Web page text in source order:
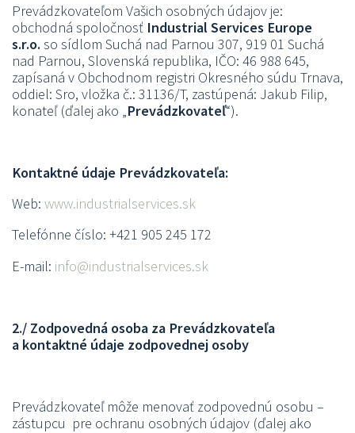
Prevádzkovateľom Vašich osobných údajov je:
obchodná spoločnosť Industrial Services Europe
s.r.o.so sídlom Suchá nad Parnou 307, 919 01 Suchá
nad Parnou, Slovenská republika, IČO: 46 988 645,
zapísaná v Obchodnom registri Okresného súdu Trnava,
oddiel: Sro, vložka č.: 31136/T, zastúpená: Jakub Filip,
konateľ (ďalej ako „ Prevádzkovateľ“).
Kontaktné údaje Prevádzkovateľa:
Web: www.industrialservices.sk
Telefónne číslo: +421 905 245 172
E-mail: info@industrialservices.sk
2./ Zodpovedná osoba za Prevádzkovateľa
a kontaktné údaje zodpovednej osoby
Prevádzkovateľ môže menovať zodpovednú osobu –
zástupcu pre ochranu osobných údajov (ďalej ako